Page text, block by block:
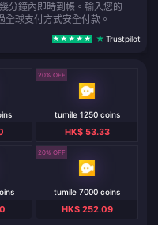
分鐘內即時到帳。輸入您的
球支付方式安全付款。
Trustpilot
20% OFF
tumile 1250 coins
HK$ 53.33
20% OFF
tumile 7000 coins
HK$ 252.09